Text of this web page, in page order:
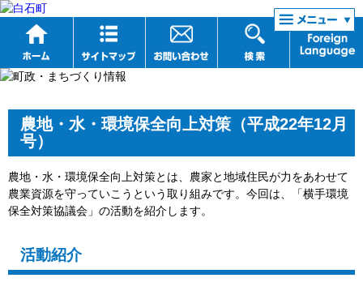
リンク集
農地・水・環境保全向上対策（平成22年12月
号）
農地・水・環境保全向上対策とは、農家と地域住民が力をあわせて
農業資源を守っていこうという取り組みです。今回は、「横手環境
保全対策協議会」の活動を紹介します。
活動紹介